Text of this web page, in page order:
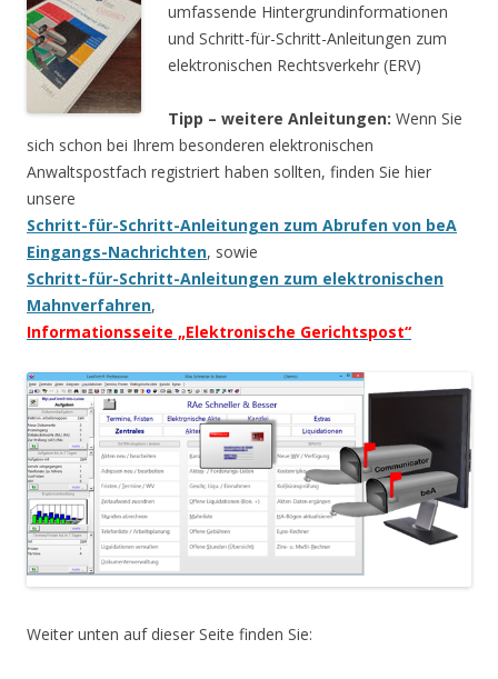
umfassende Hintergrundinformationen
und Schritt-für-Schritt-Anleitungen zum
elektronischen Rechtsverkehr (ERV)
Tipp – weitere Anleitungen: Wenn Sie
sich schon bei Ihrem besonderen elektronischen
Anwaltspostfach registriert haben sollten, finden Sie hier
unsere
Schritt-für-Schritt-Anleitungen zum Abrufen von beA
Eingangs-Nachrichten, sowie
Schritt-für-Schritt-Anleitungen zum elektronischen
Mahnverfahren,
Informationsseite „Elektronische Gerichtspost“
Weiter unten auf dieser Seite finden Sie: